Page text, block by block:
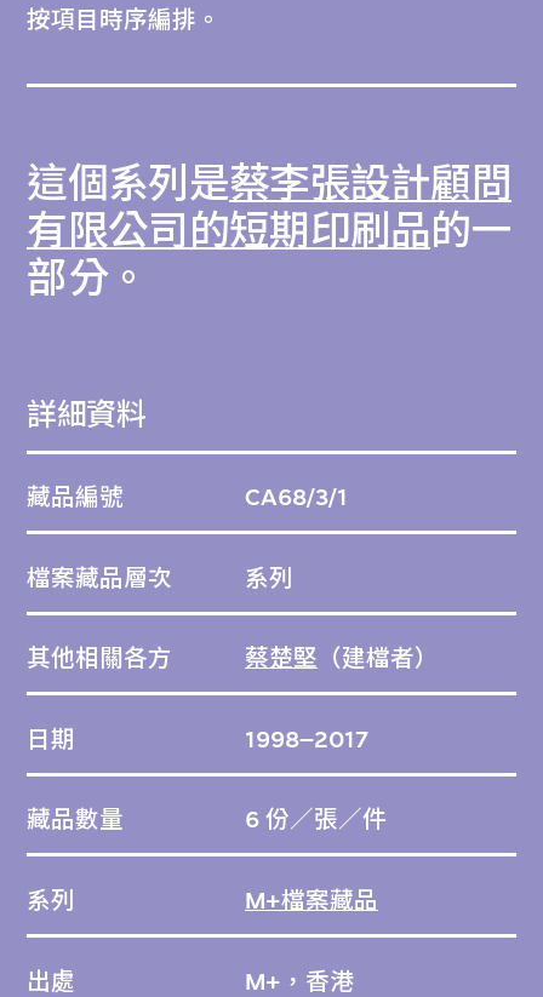
按項目時序編排。
這個系列是蔡李張設計顧問
有限公司的短期印刷品的一
部分。
詳細資料
藏品編號 CA68/3/1
檔案藏品層次 系列
其他相關各方 蔡楚堅 （建檔者）
日期 1998–2017
藏品數量 6 份／張／件
系列 M+檔案藏品
出處 M+，香港